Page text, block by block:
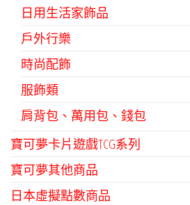
日用生活家飾品
戶外行樂
時尚配飾
服飾類
肩背包、萬用包、錢包
寶可夢卡片遊戲TCG系列
寶可夢其他商品
日本虛擬點數商品